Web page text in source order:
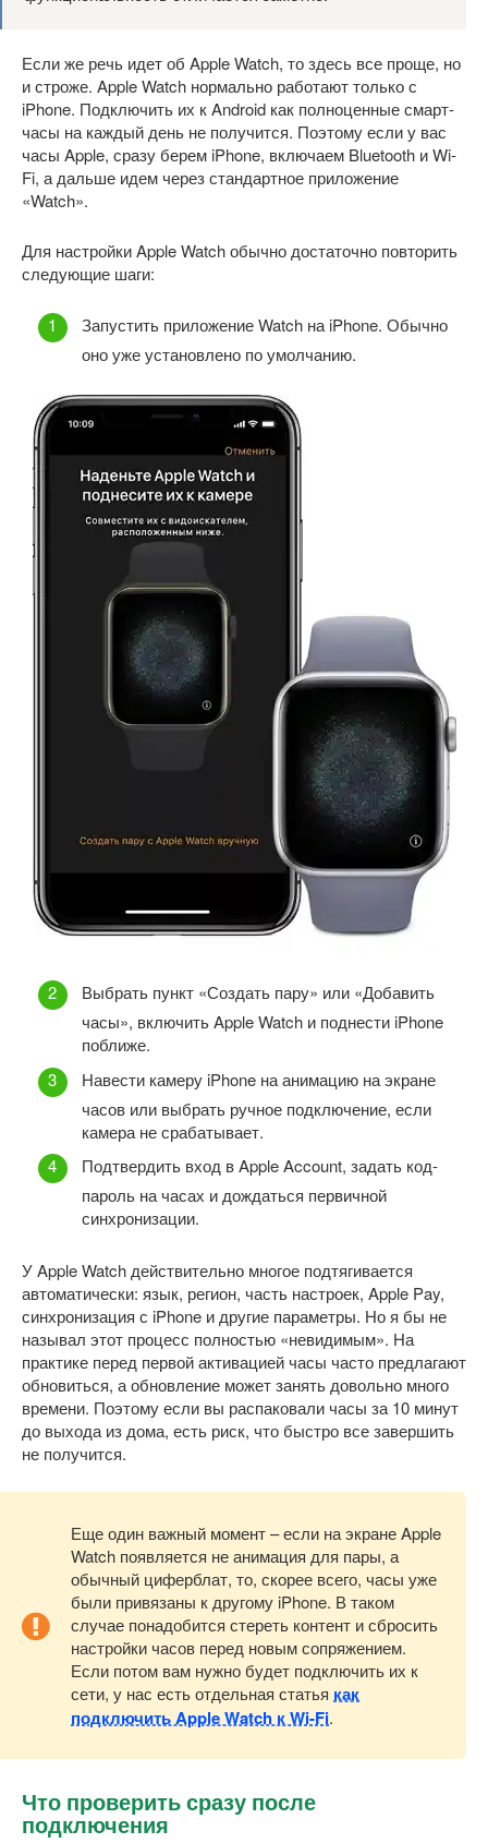
Если же речь идет об Apple Watch, то здесь все проще, но
и строже. Apple Watch нормально работают только с
iPhone. Подключить их к Android как полноценные смарт-
часы на каждый день не получится. Поэтому если у вас
часы Apple, сразу берем iPhone, включаем Bluetooth и Wi-
Fi, а дальше идем через стандартное приложение
«Watch».
Для настройки Apple Watch обычно достаточно повторить
следующие шаги:
Запустить приложение Watch на iPhone. Обычно
оно уже установлено по умолчанию.
Выбрать пункт «Создать пару» или «Добавить
часы», включить Apple Watch и поднести iPhone
поближе.
Навести камеру iPhone на анимацию на экране
часов или выбрать ручное подключение, если
камера не срабатывает.
Подтвердить вход в Apple Account, задать код-
пароль на часах и дождаться первичной
синхронизации.
У Apple Watch действительно многое подтягивается
автоматически: язык, регион, часть настроек, Apple Pay,
синхронизация с iPhone и другие параметры. Но я бы не
называл этот процесс полностью «невидимым». На
практике перед первой активацией часы часто предлагают
обновиться, а обновление может занять довольно много
времени. Поэтому если вы распаковали часы за 10 минут
до выхода из дома, есть риск, что быстро все завершить
не получится.
Еще один важный момент – если на экране Apple
Watch появляется не анимация для пары, а
обычный циферблат, то, скорее всего, часы уже
были привязаны к другому iPhone. В таком
случае понадобится стереть контент и сбросить
настройки часов перед новым сопряжением.
Если потом вам нужно будет подключить их к
сети, у нас есть отдельная статья как
подключить Apple Watch к Wi-Fi.
Что проверить сразу после
подключения